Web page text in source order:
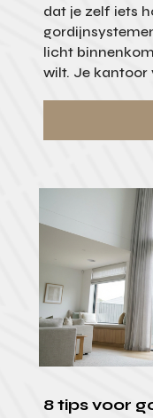
dat je zelf iets
licht
wilt. Je kantoor
8 tips voor